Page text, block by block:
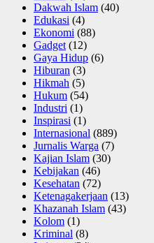
Dakwah Islam (40)
Edukasi (4)
Ekonomi (88)
Gadget (12)
Gaya Hidup (6)
Hiburan (3)
Hikmah (5)
Hukum (54)
Industri (1)
Inspirasi (1)
Internasional (889)
Jurnalis Warga (7)
Kajian Islam (30)
Kebijakan (46)
Kesehatan (72)
Ketenagakerjaan (13)
Khazanah Islam (43)
Kolom (1)
Kriminal (8)